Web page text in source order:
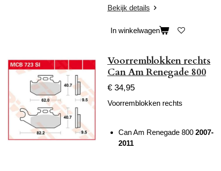
Bekijk details
In winkelwagen
Voorremblokken rechts
Can Am Renegade 800
€ 34,95
Voorremblokken rechts
Can Am Renegade 800 2007-
2011